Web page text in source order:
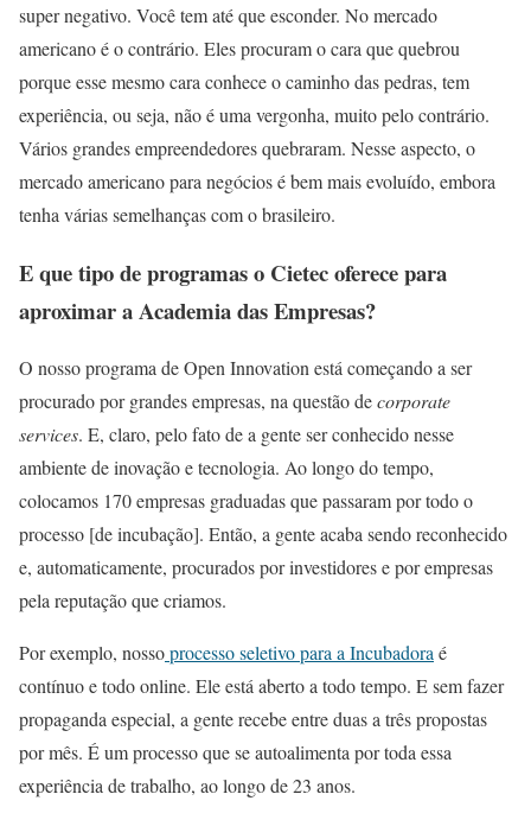
super negativo. Você tem até que esconder. No mercado
americano é o contrário. Eles procuram o cara que quebrou
porque esse mesmo cara conhece o caminho das pedras, tem
experiência, ou seja, não é uma vergonha, muito pelo contrário.
Vários grandes empreendedores quebraram. Nesse aspecto, o
mercado americano para negócios é bem mais evoluído, embora
tenha várias semelhanças com o brasileiro.
E que tipo de programas o Cietec oferece para
aproximar a Academia das Empresas?
O nosso programa de Open Innovation está começando a ser
procurado por grandes empresas, na questão decorporate
services. E, claro, pelo fato de a gente ser conhecido nesse
ambiente de inovação e tecnologia. Ao longo do tempo,
colocamos 170 empresas graduadas que passaram por todo o
processo [de incubação]. Então, a gente acaba sendo reconhecido
e, automaticamente, procurados por investidores e por empresas
pela reputação que criamos.
Por exemplo, nossoprocesso seletivo para a Incubadoraé
contínuo e todo online. Ele está aberto a todo tempo. E sem fazer
propaganda especial, a gente recebe entre duas a três propostas
por mês. É um processo que se autoalimenta por toda essa
experiência de trabalho, ao longo de 23 anos.